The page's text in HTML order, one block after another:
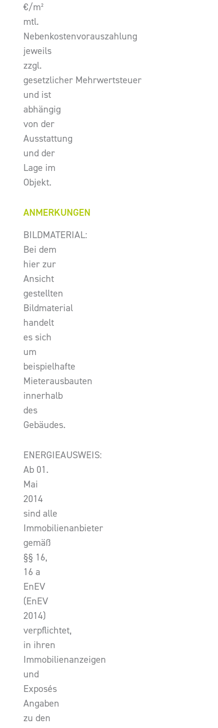
€/m²
mtl.
Nebenkostenvorauszahlung
jeweils
zzgl.
gesetzlicher Mehrwertsteuer
und ist
abhängig
von der
Ausstattung
und der
Lage im
Objekt.
ANMERKUNGEN
BILDMATERIAL:
Bei dem
hier zur
Ansicht
gestellten
Bildmaterial
handelt
es sich
um
beispielhafte
Mieterausbauten
innerhalb
des
Gebäudes.
ENERGIEAUSWEIS:
Ab 01.
Mai
2014
sind alle
Immobilienanbieter
gemäß
§§ 16,
16 a
EnEV
(EnEV
2014)
verpflichtet,
in ihren
Immobilienanzeigen
und
Exposés
Angaben
zu den